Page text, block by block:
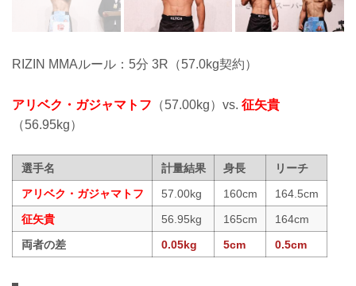
RIZIN MMAルール：5分 3R（57.0kg契約）
アリベク・ガジャマトフ （57.00kg）vs. 征矢貴
（56.95kg）
選手名 計量結果 身長
リーチ
アリベク・ガジャマトフ
57.00kg 160cm
164.5cm
征矢貴
56.95kg 165cm
164cm
両者の差
0.05kg 5cm 0.5cm